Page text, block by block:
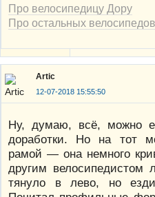
Про велосипедицу Дору
Про остальных велосипедов
Artic
12-07-2018 15:55:50
Ну, думаю, всё, можно
доработки. Но на тот
рамой — она немного
другим велосипедистом
тянуло в лево, но